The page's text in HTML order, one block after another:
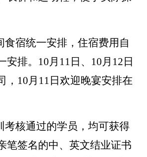
食宿统一安排，住宿费用自
安排。 10月 11 日、 10月 12 日
， 10月 11 日欢迎晚宴安排在
考核通过的学员，均可获得
笔签名的中、英文结业证书